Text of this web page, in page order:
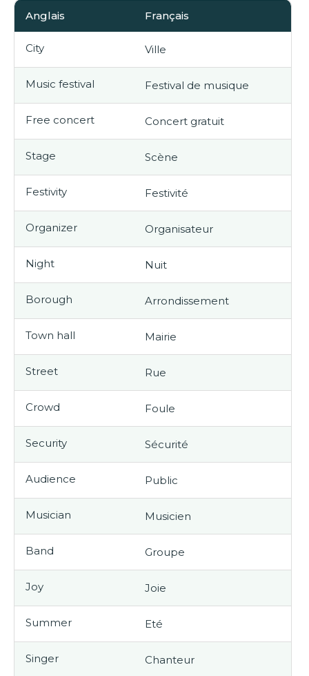
Anglais Français
City Ville
Music festival Festival de musique
Free concert Concert gratuit
Stage Scène
Festivity Festivité
Organizer Organisateur
Night Nuit
Borough Arrondissement
Town hall Mairie
Street Rue
Crowd Foule
Security Sécurité
Audience Public
Musician Musicien
Band Groupe
Joy Joie
Summer Eté
Singer Chanteur